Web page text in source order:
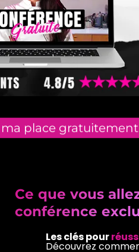
ma place gratuitement
Ce que vous
conférence
Les clés pour
Découvrez